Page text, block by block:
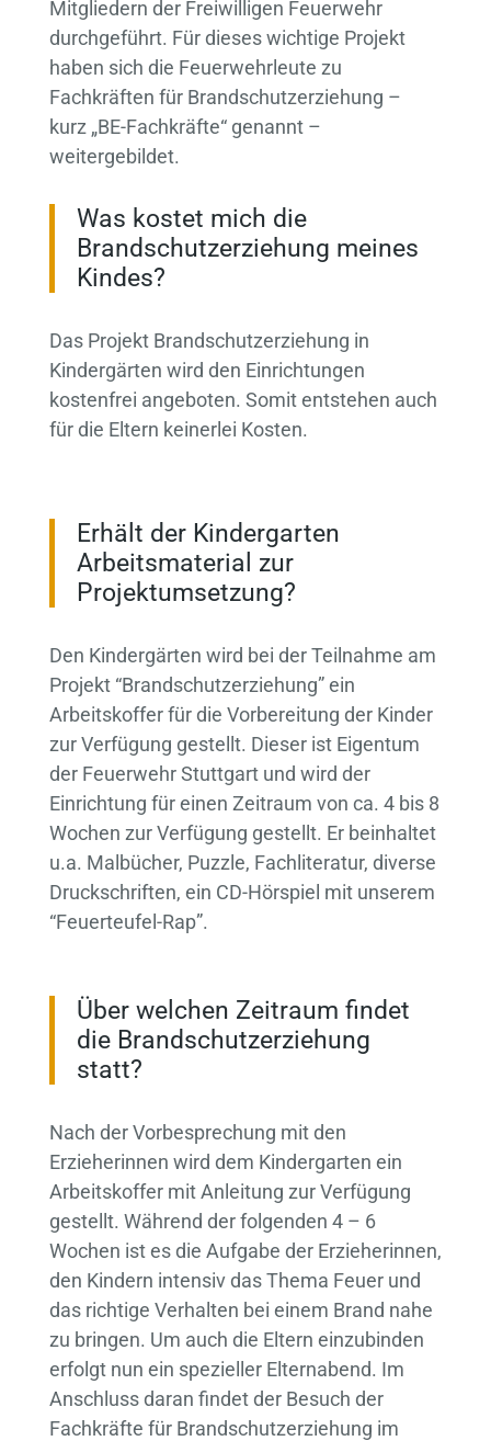
Mitgliedern der Freiwilligen Feuerwehr
durchgeführt. Für dieses wichtige Projekt
haben sich die Feuerwehrleute zu
Fachkräften für Brandschutzerziehung –
kurz „BE-Fachkräfte“ genannt –
weitergebildet.
Was kostet mich die
Brandschutzerziehung meines
Kindes?
Das Projekt Brandschutzerziehung in
Kindergärten wird den Einrichtungen
kostenfrei angeboten. Somit entstehen auch
für die Eltern keinerlei Kosten.
Erhält der Kindergarten
Arbeitsmaterial zur
Projektumsetzung?
Den Kindergärten wird bei der Teilnahme am
Projekt “Brandschutzerziehung” ein
Arbeitskoffer für die Vorbereitung der Kinder
zur Verfügung gestellt. Dieser ist Eigentum
der Feuerwehr Stuttgart und wird der
Einrichtung für einen Zeitraum von ca. 4 bis 8
Wochen zur Verfügung gestellt. Er beinhaltet
u.a. Malbücher, Puzzle, Fachliteratur, diverse
Druckschriften, ein CD-Hörspiel mit unserem
“Feuerteufel-Rap”.
Über welchen Zeitraum findet
die Brandschutzerziehung
statt?
Nach der Vorbesprechung mit den
Erzieherinnen wird dem Kindergarten ein
Arbeitskoffer mit Anleitung zur Verfügung
gestellt. Während der folgenden 4 – 6
Wochen ist es die Aufgabe der Erzieherinnen,
den Kindern intensiv das Thema Feuer und
das richtige Verhalten bei einem Brand nahe
zu bringen. Um auch die Eltern einzubinden
erfolgt nun ein spezieller Elternabend. Im
Anschluss daran findet der Besuch der
Fachkräfte für Brandschutzerziehung im